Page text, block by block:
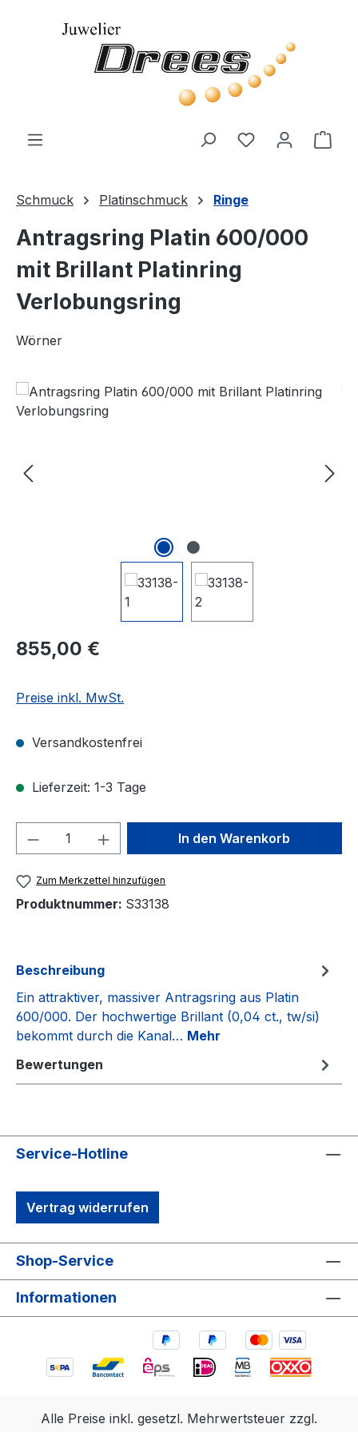
Zum Hauptinhalt springen
Du hast 0
Schmuck Platinschmuck Ringe
Antragsring Platin 600/000
mit Brillant Platinring
Verlobungsring
Wörner
Regulärer Preis:
855,00 €
Preise inkl. MwSt.
Versandkostenfrei
Lieferzeit: 1-3 Tage
Produkt Anzahl: Gib denIn den Warenkorb
Zum Merkzettel hinzufügen
Produktnummer: S33138
Beschreibung
Ein attraktiver, massiver Antragsring aus Platin
600/000. Der hochwertige Brillant (0,04 ct., tw/si)
bekommt durch die Kanal… Mehr
Bewertungen
Service-Hotline
Vertrag widerrufen
Shop-Service
Informationen
Alle Preise inkl. gesetzl. Mehrwertsteuer zzgl.